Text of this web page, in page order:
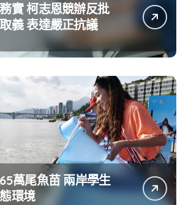
實 柯志恩競辦反批
義 表達嚴正抗議
萬尾魚苗 兩岸學生
環境